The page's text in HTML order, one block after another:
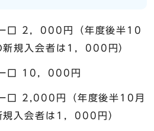
口 2，000円（年度後半10
新規入会者は1，000円）
口 10，000円
口 2,000円（年度後半10月
規入会者は1，000円）